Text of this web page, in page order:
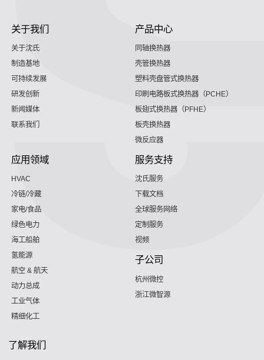
关于我们
关于沈氏
制造基地
可持续发展
研发创新
新闻媒体
联系我们
产品中心
同轴换热器
壳管换热器
塑料壳盘管式换热器
印刷电路板式换热器（PCHE）
板翅式换热器（PFHE）
板壳换热器
微反应器
应用领域
HVAC
冷链/冷藏
家电/食品
绿色电力
海工船舶
氢能源
航空 & 航天
动力总成
工业气体
精细化工
服务支持
沈氏服务
下载文档
全球服务网络
定制服务
视频
子公司
杭州微控
浙江微智源
了解我们